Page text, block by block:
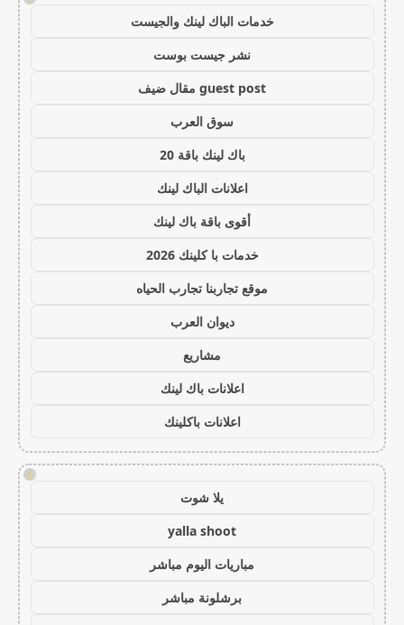
خدمات الباك لينك والجيست
نشر جيست بوست
guest post مقال ضيف
سوق العرب
باك لينك باقة 20
اعلانات الباك لينك
أقوى باقة باك لينك
خدمات با كلينك 2026
موقع تجاربنا تجارب الحياه
ديوان العرب
مشاريع
اعلانات باك لينك
اعلانات باكلينك
!
يلا شوت
yalla shoot
مباريات اليوم مباشر
برشلونة مباشر